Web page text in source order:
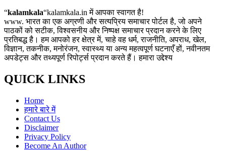
“kalamkala“kalamkala.in में आपका स्वागत है!
www. भारत का एक अग्रणी और सत्यप्रिय समाचार पोर्टल है, जो अपने
पाठकों को सटीक, विश्वसनीय और निष्पक्ष समाचार प्रदान करने के लिए
प्रतिबद्ध है। हम आपको हर क्षेत्र में, चाहे वह धर्म, राजनीति, अपराध, खेल,
विज्ञान, तकनीक, मनोरंजन, स्वास्थ्य या अन्य महत्वपूर्ण घटनाएँ हों, नवीनतम
अपडेट्स और तथ्यपूर्ण रिपोर्ट्स प्रदान करते हैं। हमारा उद्देश्य
QUICK LINKS
Home
हमारे बारे में
Contact Us
Disclaimer
Privacy Policy
Become An Author